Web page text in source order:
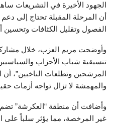
الجهود الأخيرة في التشريعات
أن المرحلة المقبلة تحتاج إلى
الفصول وتقليل الكثافات وتحسين
وأوضحت مريم العزب، خلال
تنسيقية شباب الأحزاب
المرشحين وتطلعات الناخبين”، أن
والمهمشة لا تزال تواجه أزمات
وأضافت أن منطقة “العكرشة”
غير المرخصة، مما يؤثر سلباً على